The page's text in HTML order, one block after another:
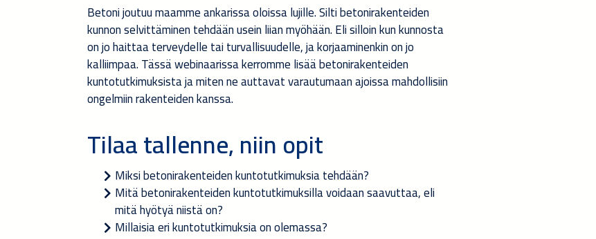
Betoni joutuu maamme ankarissa oloissa lujille. Silti betonirakenteiden
kunnon selvittäminen tehdään usein liian myöhään. Eli silloin kun kunnosta
on jo haittaa terveydelle tai turvallisuudelle, ja korjaaminenkin on jo
kalliimpaa. Tässä webinaarissa kerromme lisää betonirakenteiden
kuntotutkimuksista ja miten ne auttavat varautumaan ajoissa mahdollisiin
ongelmiin rakenteiden kanssa.
Tilaa tallenne, niin opit
Miksi betonirakenteiden kuntotutkimuksia tehdään?
Mitä betonirakenteiden kuntotutkimuksilla voidaan saavuttaa, eli
mitä hyötyä niistä on?
Millaisia eri kuntotutkimuksia on olemassa?